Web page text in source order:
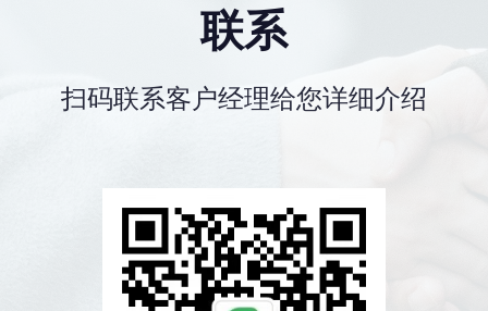
联系
扫码联系客户经理给您详细介绍